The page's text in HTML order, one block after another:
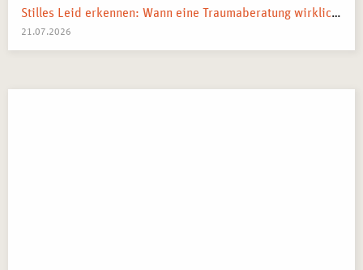
Stilles Leid erkennen: Wann eine Traumaberatung wirklich der richtige Schritt ist
21.07.2026